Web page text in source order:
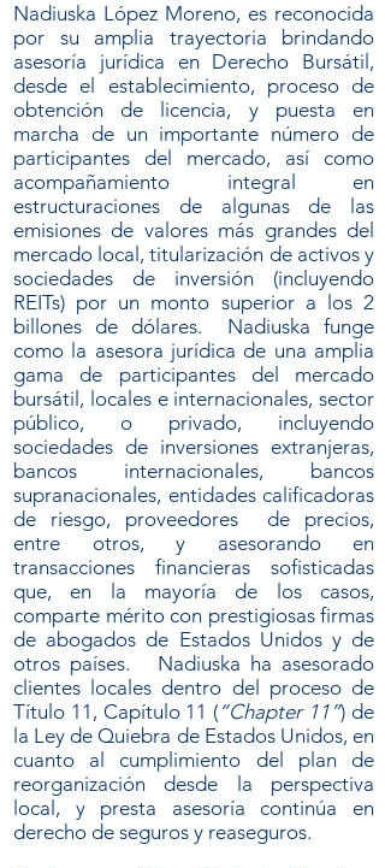
Nadiuska López Moreno, es reconocida
por su amplia trayectoria brindando
asesoría jurídica en Derecho Bursátil,
desde el establecimiento, proceso de
obtención de licencia, y puesta en
marcha de un importante número de
participantes del mercado, así como
acompañamiento integral en
estructuraciones de algunas de las
emisiones de valores más grandes del
mercado local, titularización de activos y
sociedades de inversión (incluyendo
REITs) por un monto superior a los 2
billones de dólares. Nadiuska funge
como la asesora jurídica de una amplia
gama de participantes del mercado
bursátil, locales e internacionales, sector
público, o privado, incluyendo
sociedades de inversiones extranjeras,
bancos internacionales, bancos
supranacionales, entidades calificadoras
de riesgo, proveedores de precios,
entre otros, y asesorando en
transacciones financieras sofisticadas
que, en la mayoría de los casos,
comparte mérito con prestigiosas firmas
de abogados de Estados Unidos y de
otros países. Nadiuska ha asesorado
clientes locales dentro del proceso de
Título 11, Capítulo 11 ( “Chapter 11”) de
la Ley de Quiebra de Estados Unidos, en
cuanto al cumplimiento del plan de
reorganización desde la perspectiva
local, y presta asesoría continúa en
derecho de seguros y reaseguros.